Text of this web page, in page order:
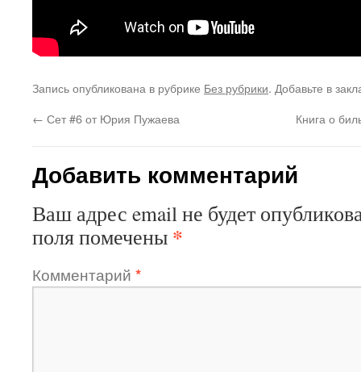
Запись опубликована в рубрике Без рубрики. Добавьте в
← Сет #6 от Юрия Пужаева Книга о
Добавить комментарий
Ваш адрес email не будет
поля помечены *
Комментарий *